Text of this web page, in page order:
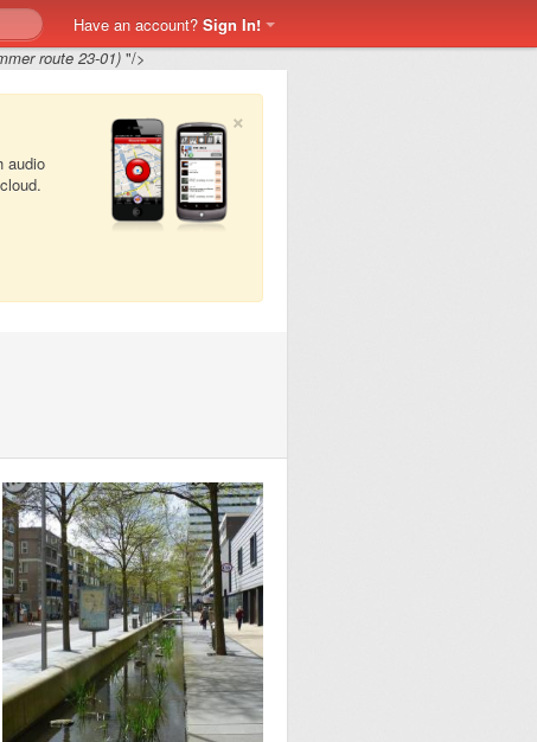
route 23-01) "/>
Have an account? Sign In!
×
audio